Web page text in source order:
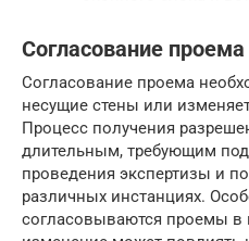
Согласование проема
Согласование проема
несущие стены или
Процесс получения
длительным, требующим
проведения экспертизы и
различных инстанциях.
согласовываются проемы в